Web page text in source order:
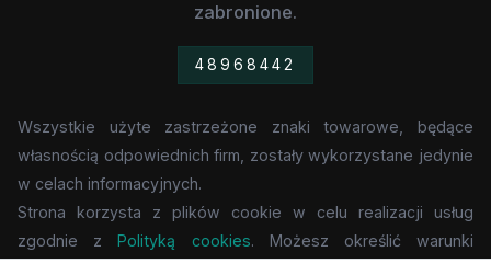
zabronione.
48968442
Wszystkie użyte zastrzeżone znaki towarowe, będące
własnością odpowiednich firm, zostały wykorzystane jedynie
w celach informacyjnych.
Strona korzysta z plików cookie w celu realizacji usług
zgodnie zPolityką cookies. Możesz określić warunki